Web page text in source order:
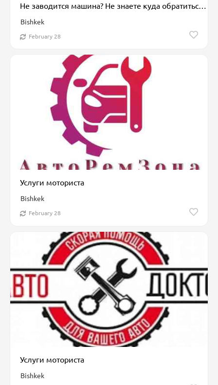
Не заводится машина? Не знаете куда обратиться? Не переживайте выход
Bishkek
February 28
Услуги моториста
Bishkek
February 28
Услуги моториста
Bishkek